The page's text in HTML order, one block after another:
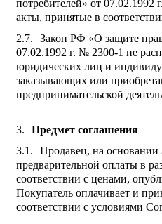
потребителей» от
акты, принятые в
Закон РФ «О защите
07.02.1992 г. № 2300-1 не
юридических лиц и
заказывающих или
предпринимательской
Предмет соглашения
Продавец, на основании
предварительной оплаты в
соответствии с ценами,
Покупатель оплачивает и
соответствии с условиями